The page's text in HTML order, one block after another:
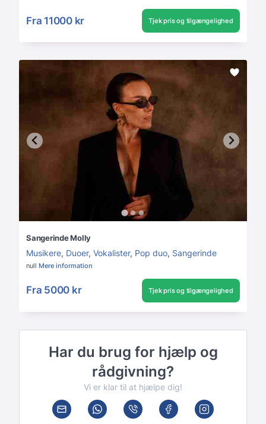
Fra 11000 kr Tjek pris og tilgængelighed
Sangerinde Molly
Musikere, Duoer, Vokalister, Pop duo, Sangerinde
null Mere information
Fra 5000 kr Tjek pris og tilgængelighed
Har du brug for hjælp og
rådgivning?
Vi er klar til at hjælpe dig!